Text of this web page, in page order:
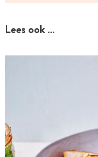
Lees ook …